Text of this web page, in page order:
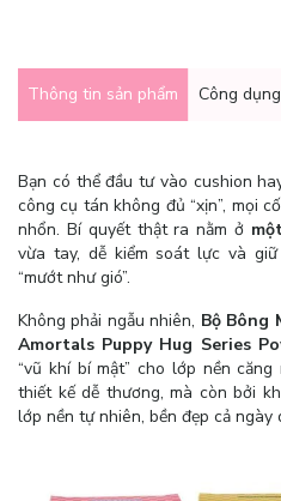
Thông tin sản phẩm Công dụng
Bạn có thể đầu tư vào cushion
công cụ tán không đủ “xịn”, mọi
nhổn. Bí quyết thật ra nằm ở
vừa tay, dễ kiểm soát lực và
“mướt như gió”.
Không phải ngẫu nhiên, Bộ Bông
Amortals Puppy Hug Series
“vũ khí bí mật” cho lớp nền
thiết kế dễ thương, mà còn bởi
lớp nền tự nhiên, bền đẹp cả ngày